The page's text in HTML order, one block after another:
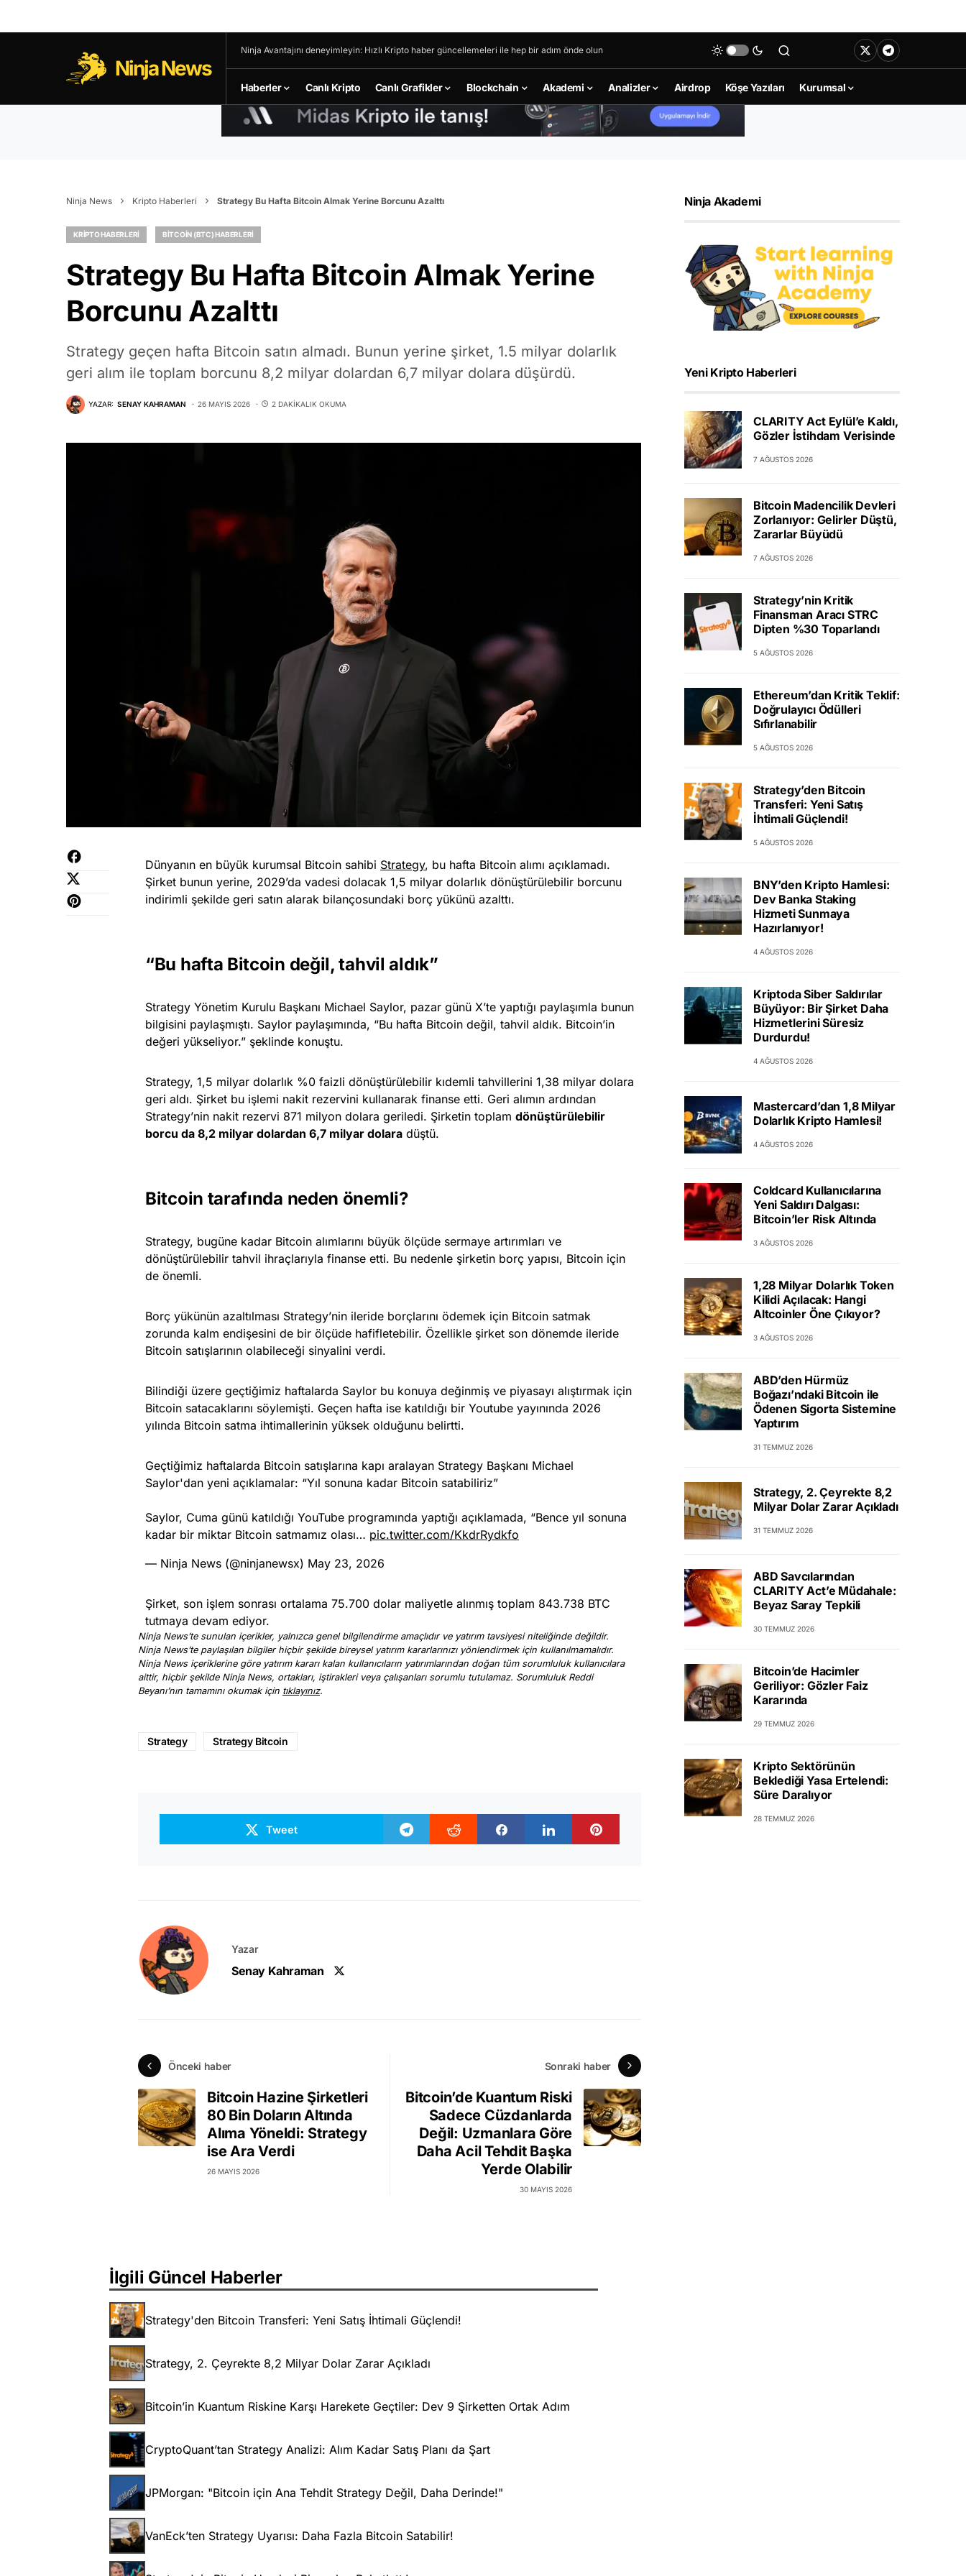
Ninja News
Ninja Avantajını deneyimleyin: Hızlı Kripto haber güncellemeleri ile hep bir adım önde olun
Haberler Canlı Kripto Canlı Grafikler Blockchain Akademi Analizler Airdrop Köşe Yazıları Kurumsal
Ninja News Kripto Haberleri Strategy Bu Hafta Bitcoin Almak Yerine Borcunu Azalttı
KRIPTO HABERLERI BITCOIN (BTC) HABERLERI
Strategy Bu Hafta Bitcoin Almak Yerine
Borcunu Azalttı
Strategy geçen hafta Bitcoin satın almadı. Bunun yerine şirket, 1.5 milyar dolarlık
geri alım ile toplam borcunu 8,2 milyar dolardan 6,7 milyar dolara düşürdü.
YAZAR: SENAY KAHRAMAN 26 MAYIS 2026 2 DAKIKALIK OKUMA
Dünyanın en büyük kurumsal Bitcoin sahibi Strategy, bu hafta Bitcoin alımı açıklamadı.
Şirket bunun yerine, 2029’da vadesi dolacak 1,5 milyar dolarlık dönüştürülebilir borcunu
indirimli şekilde geri satın alarak bilançosundaki borç yükünü azalttı.
“Bu hafta Bitcoin değil, tahvil aldık”
Strategy Yönetim Kurulu Başkanı Michael Saylor, pazar günü X’te yaptığı paylaşımla bunun
bilgisini paylaşmıştı. Saylor paylaşımında, “Bu hafta Bitcoin değil, tahvil aldık. Bitcoin’in
değeri yükseliyor.” şeklinde konuştu.
Strategy, 1,5 milyar dolarlık %0 faizli dönüştürülebilir kıdemli tahvillerini 1,38 milyar dolara
geri aldı. Şirket bu işlemi nakit rezervini kullanarak finanse etti. Geri alımın ardından
Strategy’nin nakit rezervi 871 milyon dolara geriledi. Şirketin toplam dönüştürülebilir
borcu da 8,2 milyar dolardan 6,7 milyar dolara düştü.
Bitcoin tarafında neden önemli?
Strategy, bugüne kadar Bitcoin alımlarını büyük ölçüde sermaye artırımları ve
dönüştürülebilir tahvil ihraçlarıyla finanse etti. Bu nedenle şirketin borç yapısı, Bitcoin için
de önemli.
Borç yükünün azaltılması Strategy’nin ileride borçlarını ödemek için Bitcoin satmak
zorunda kalm endişesini de bir ölçüde hafifletebilir. Özellikle şirket son dönemde ileride
Bitcoin satışlarının olabileceği sinyalini verdi.
Bilindiği üzere geçtiğimiz haftalarda Saylor bu konuya değinmiş ve piyasayı alıştırmak için
Bitcoin satacaklarını söylemişti. Geçen hafta ise katıldığı bir Youtube yayınında 2026
yılında Bitcoin satma ihtimallerinin yüksek olduğunu belirtti.
Geçtiğimiz haftalarda Bitcoin satışlarına kapı aralayan Strategy Başkanı Michael
Saylor'dan yeni açıklamalar: “Yıl sonuna kadar Bitcoin satabiliriz”
Saylor, Cuma günü katıldığı YouTube programında yaptığı açıklamada, “Bence yıl sonuna
kadar bir miktar Bitcoin satmamız olası… pic.twitter.com/KkdrRydkfo
— Ninja News (@ninjanewsx) May 23, 2026
Şirket, son işlem sonrası ortalama 75.700 dolar maliyetle alınmış toplam 843.738 BTC
tutmaya devam ediyor.
Ninja News’te sunulan içerikler, yalnızca genel bilgilendirme amaçlıdır ve yatırım tavsiyesi niteliğinde değildir.
Ninja News’te paylaşılan bilgiler hiçbir şekilde bireysel yatırım kararlarınızı yönlendirmek için kullanılmamalıdır.
Ninja News içeriklerine göre yatırım kararı kalan kullanıcıların yatırımlarından doğan tüm sorumluluk kullanıcılara
aittir, hiçbir şekilde Ninja News, ortakları, iştirakleri veya çalışanları sorumlu tutulamaz. Sorumluluk Reddi
Beyanı’nın tamamını okumak için tıklayınız.
Strategy Strategy Bitcoin
Tweet
Yazar
Senay Kahraman
Önceki haber
Bitcoin Hazine Şirketleri
80 Bin Doların Altında
Alıma Yöneldi: Strategy
ise Ara Verdi
26 MAYIS 2026
Sonraki haber
Bitcoin’de Kuantum Riski
Sadece Cüzdanlarda
Değil: Uzmanlara Göre
Daha Acil Tehdit Başka
Yerde Olabilir
30 MAYIS 2026
İlgili Güncel Haberler
Strategy'den Bitcoin Transferi: Yeni Satış İhtimali Güçlendi!
Strategy, 2. Çeyrekte 8,2 Milyar Dolar Zarar Açıkladı
Bitcoin’in Kuantum Riskine Karşı Harekete Geçtiler: Dev 9 Şirketten Ortak Adım
CryptoQuant’tan Strategy Analizi: Alım Kadar Satış Planı da Şart
JPMorgan: "Bitcoin için Ana Tehdit Strategy Değil, Daha Derinde!"
VanEck’ten Strategy Uyarısı: Daha Fazla Bitcoin Satabilir!
Ninja Akademi
Yeni Kripto Haberleri
CLARITY Act Eylül’e Kaldı,
Gözler İstihdam Verisinde
7 AĞUSTOS 2026
Bitcoin Madencilik Devleri
Zorlanıyor: Gelirler Düştü,
Zararlar Büyüdü
7 AĞUSTOS 2026
Strategy’nin Kritik
Finansman Aracı STRC
Dipten %30 Toparlandı
5 AĞUSTOS 2026
Ethereum’dan Kritik Teklif:
Doğrulayıcı Ödülleri
Sıfırlanabilir
5 AĞUSTOS 2026
Strategy’den Bitcoin
Transferi: Yeni Satış
İhtimali Güçlendi!
5 AĞUSTOS 2026
BNY’den Kripto Hamlesi:
Dev Banka Staking
Hizmeti Sunmaya
Hazırlanıyor!
4 AĞUSTOS 2026
Kriptoda Siber Saldırılar
Büyüyor: Bir Şirket Daha
Hizmetlerini Süresiz
Durdurdu!
4 AĞUSTOS 2026
Mastercard’dan 1,8 Milyar
Dolarlık Kripto Hamlesi!
4 AĞUSTOS 2026
Coldcard Kullanıcılarına
Yeni Saldırı Dalgası:
Bitcoin’ler Risk Altında
3 AĞUSTOS 2026
1,28 Milyar Dolarlık Token
Kilidi Açılacak: Hangi
Altcoinler Öne Çıkıyor?
3 AĞUSTOS 2026
ABD’den Hürmüz
Boğazı’ndaki Bitcoin ile
Ödenen Sigorta Sistemine
Yaptırım
31 TEMMUZ 2026
Strategy, 2. Çeyrekte 8,2
Milyar Dolar Zarar Açıkladı
31 TEMMUZ 2026
ABD Savcılarından
CLARITY Act’e Müdahale:
Beyaz Saray Tepkili
30 TEMMUZ 2026
Bitcoin’de Hacimler
Geriliyor: Gözler Faiz
Kararında
29 TEMMUZ 2026
Kripto Sektörünün
Beklediği Yasa Ertelendi:
Süre Daralıyor
28 TEMMUZ 2026